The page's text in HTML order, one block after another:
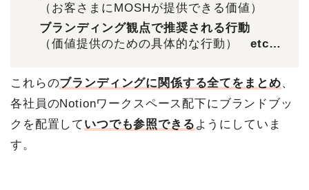
（お客さまにMOSHが提供できる価値）
ブランディング観点で推奨される行動
（価値提供のための具体的な行動） etc…
これらのブランディングに関係する全てをまとめ、
各社員のNotionワークスペース配下にブランドブッ
クを配置して いつでも参照できる ようにしていま
す。